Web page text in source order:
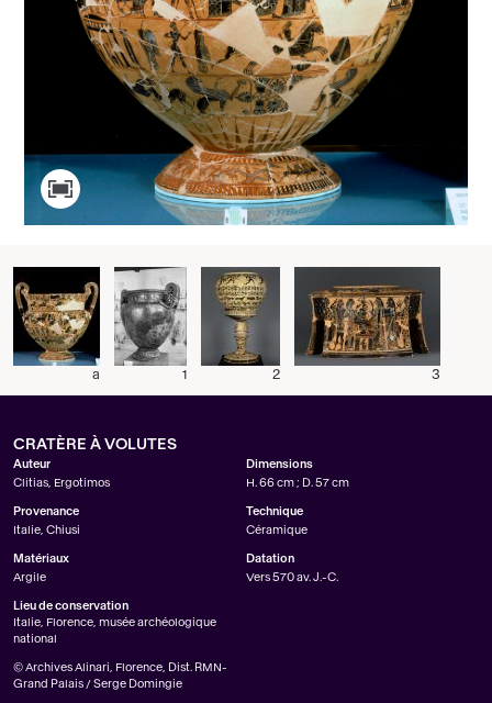
a 1 2 3
CRATÈRE À VOLUTES
Auteur
Clitias Ergotimos
Dimensions
H. 66 cm ; D. 57 cm
Provenance
Italie, Chiusi
Technique
Céramique
Matériaux
Argile
Datation
Vers 570 av. J.-C.
Lieu de conservation
Italie, Florence, musée archéologique
national
© Archives Alinari, Florence, Dist. RMN-
Grand Palais / Serge Domingie